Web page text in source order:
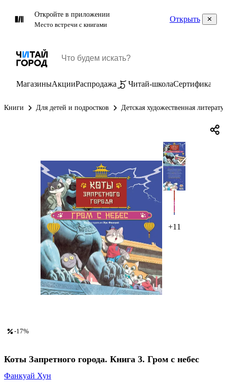
Откройте в приложении
Место встречи с книгами
Открыть
МагазиныАкцииРаспродажа Читай-школаСертификаты
Книги Для детей и подростков Детская художественная
+11
-17%
Коты Запретного города. Книга 3. Гром с небес
Фанкуай Хун